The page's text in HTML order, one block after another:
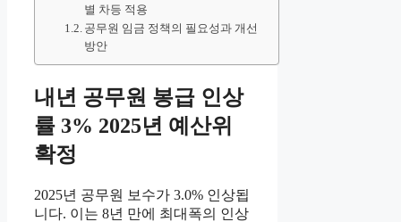
별 차등 적용
공무원 임금 정책의 필요성과 개선
방안
내년 공무원 봉급 인상
률 3% 2025년 예산위
확정
2025년 공무원 보수가 3.0% 인상됩
니다. 이는 8년 만에 최대폭의 인상